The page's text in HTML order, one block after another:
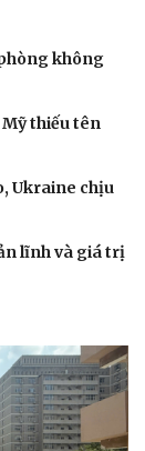
không
thiếu tên
Ukraine chịu
lĩnh và giá trị